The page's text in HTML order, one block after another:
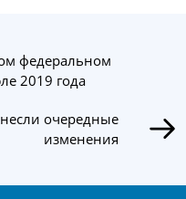
федеральном
2019 года
очередные
изменения